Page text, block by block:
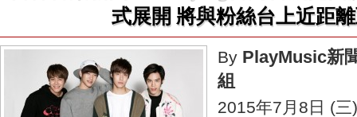
式展開 將與粉絲台上近距
By PlayMusic新
組
2015年7月8日 (三)